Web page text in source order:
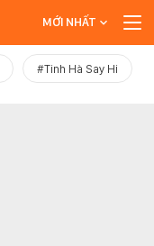
MỚI NHẤT
#Tinh Hà Say Hi